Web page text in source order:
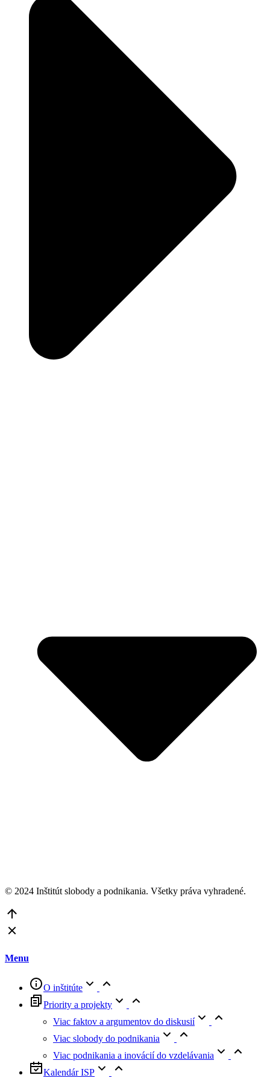
© 2024 Inštitút slobody a podnikania. Všetky práva vyhradené.
Menu
O inštitúte
Priority a projekty
Viac faktov a argumentov do diskusií
Viac slobody do podnikania
Viac podnikania a inovácií do vzdelávania
Kalendár ISP